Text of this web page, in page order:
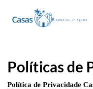
Políticas de
Política de Privacidade